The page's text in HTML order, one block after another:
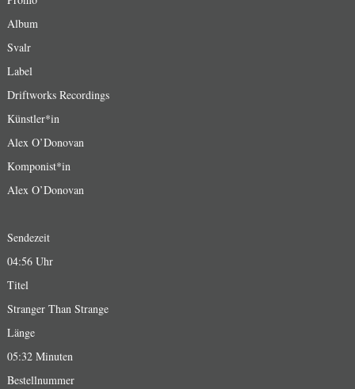
Album
Svalr
Label
Driftworks Recordings
Künstler*in
Alex O’Donovan
Komponist*in
Alex O’Donovan
Sendezeit
04:56 Uhr
Titel
Stranger Than Strange
Länge
05:32 Minuten
Bestellnummer